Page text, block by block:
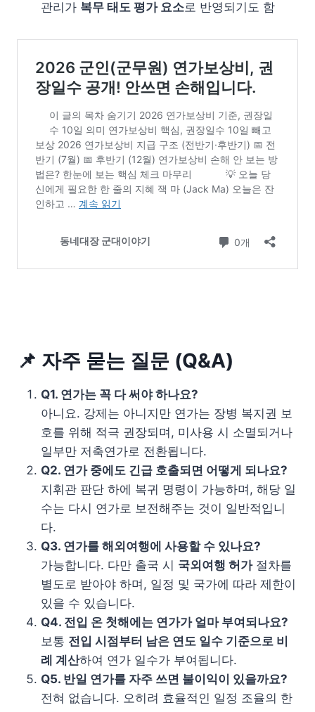
관리가 복무 태도 평가 요소로 반영되기도 함
📌 자주 묻는 질문 (Q&A)
Q1. 연가는 꼭 다 써야 하나요?
아니요. 강제는 아니지만 연가는 장병 복지권 보
호를 위해 적극 권장되며, 미사용 시 소멸되거나
일부만 저축연가로 전환됩니다.
Q2. 연가 중에도 긴급 호출되면 어떻게 되나요?
지휘관 판단 하에 복귀 명령이 가능하며, 해당 일
수는 다시 연가로 보전해주는 것이 일반적입니
다.
Q3. 연가를 해외여행에 사용할 수 있나요?
가능합니다. 다만 출국 시 국외여행 허가절차를
별도로 받아야 하며, 일정 및 국가에 따라 제한이
있을 수 있습니다.
Q4. 전입 온 첫해에는 연가가 얼마 부여되나요?
보통 전입 시점부터 남은 연도 일수 기준으로 비
례 계산하여 연가 일수가 부여됩니다.
Q5. 반일 연가를 자주 쓰면 불이익이 있을까요?
전혀 없습니다. 오히려 효율적인 일정 조율의 한